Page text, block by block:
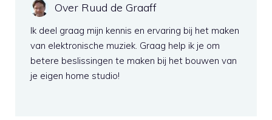
Over Ruud de Graaff
Ik deel graag mijn kennis en ervaring bij het maken
van elektronische muziek. Graag help ik je om
betere beslissingen te maken bij het bouwen van
je eigen home studio!